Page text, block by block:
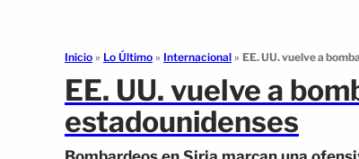
Inicio » Lo Último » Internacional » EE. UU. vuelve a
EE. UU. vuelve a
estadounidenses